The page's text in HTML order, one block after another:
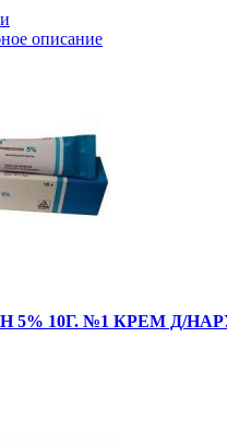
описание
5% 10Г. №1 КРЕМ Д/